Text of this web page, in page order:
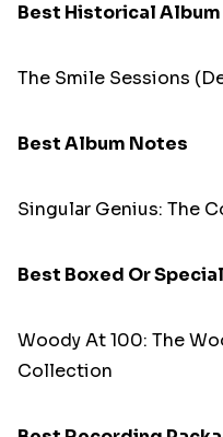
Best Historical Album
The Smile Sessions
Best Album Notes
Singular Genius: The
Best Boxed Or
Woody At 100: The
Collection